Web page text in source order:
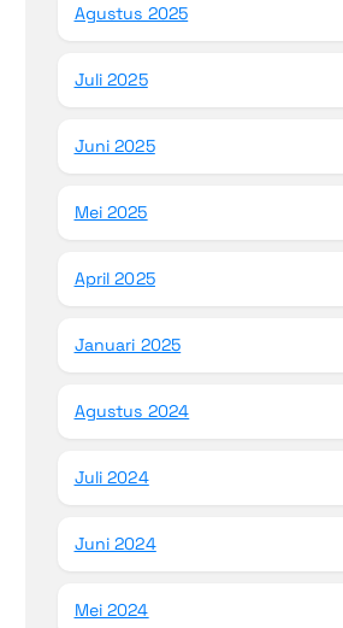
Agustus 2025
Juli 2025
Juni 2025
Mei 2025
April 2025
Januari 2025
Agustus 2024
Juli 2024
Juni 2024
Mei 2024